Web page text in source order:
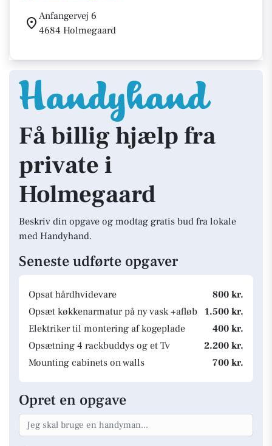
Anfangervej 6
4684 Holmegaard
Få billig hjælp fra
private i
Holmegaard
Beskriv din opgave og modtag gratis bud fra lokale
med Handyhand.
Seneste udførte opgaver
Opsat hårdhvidevare
800 kr.
Opsæt køkkenarmatur på ny vask +afløb
1.500 kr.
Elektriker til montering af kogeplade
400 kr.
Opsætning 4 rackbuddys og et Tv
2.200 kr.
Mounting cabinets on walls
700 kr.
Opret en opgave